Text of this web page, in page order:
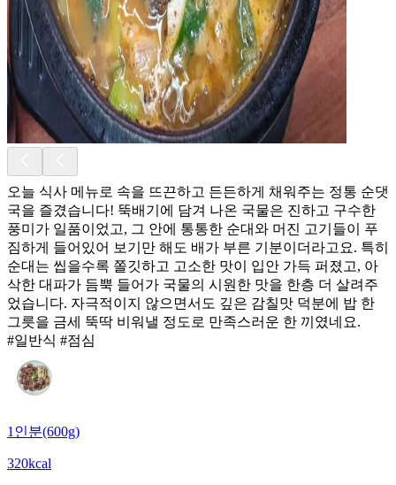
오늘 식사 메뉴로 속을 뜨끈하고 든든하게 채워주는 정통 순댓
국을 즐겼습니다! 뚝배기에 담겨 나온 국물은 진하고 구수한
풍미가 일품이었고, 그 안에 통통한 순대와 머진 고기들이 푸
짐하게 들어있어 보기만 해도 배가 부른 기분이더라고요. 특히
순대는 씹을수록 쫄깃하고 고소한 맛이 입안 가득 퍼졌고, 아
삭한 대파가 듬뿍 들어가 국물의 시원한 맛을 한층 더 살려주
었습니다. 자극적이지 않으면서도 깊은 감칠맛 덕분에 밥 한
그릇을 금세 뚝딱 비워낼 정도로 만족스러운 한 끼였네요.
#일반식 #점심
1인분(600g)
320kcal